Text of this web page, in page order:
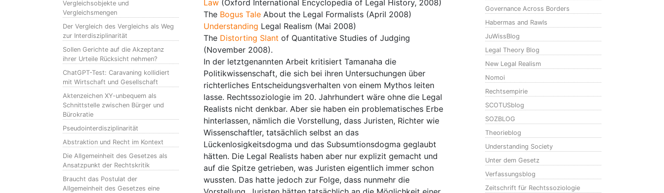
Vergleichsobjekte und
Vergleichsmengen
Der Vergleich des Vergleichs als Weg
zur Interdisziplinarität
Sollen Gerichte auf die Akzeptanz
ihrer Urteile Rücksicht nehmen?
ChatGPT-Test: Caravaning kollidiert
mit Wirtschaft und Gesellschaft
Aktenzeichen XY-unbequem als
Schnittstelle zwischen Bürger und
Bürokratie
Pseudointerdisziplinarität
Abstraktion und Recht im Kontext
Die Allgemeinheit des Gesetzes als
Ansatzpunkt der Rechtskritik
Braucht das Postulat der
Allgemeinheit des Gesetzes eine
Law (Oxford International Encyclopedia of Legal History, 2008)
The Bogus Tale About the Legal Formalists (April 2008)
Understanding Legal Realism (Mai 2008)
The Distorting Slant of Quantitative Studies of Judging
(November 2008).
In der letztgenannten Arbeit kritisiert Tamanaha die
Politikwissenschaft, die sich bei ihren Untersuchungen über
richterliches Entscheidungsverhalten von einem Mythos leiten
lasse. Rechtssoziologie im 20. Jahrhundert wäre ohne die Legal
Realists nicht denkbar. Aber sie haben ein problematisches Erbe
hinterlassen, nämlich die Vorstellung, dass Juristen, Richter wie
Wissenschaftler, tatsächlich selbst an das
Lückenlosigkeitsdogma und das Subsumtionsdogma geglaubt
hätten. Die Legal Realists haben aber nur explizit gemacht und
auf die Spitze getrieben, was Juristen eigentlich immer schon
wussten. Das hatte jedoch zur Folge, dass nunmehr die
Governance Across Borders
Habermas and Rawls
JuWissBlog
Legal Theory Blog
New Legal Realism
Nomoi
Rechtsempirie
SCOTUSblog
SOZBLOG
Theorieblog
Understanding Society
Unter dem Gesetz
Verfassungsblog
Zeitschrift für Rechtssoziologie